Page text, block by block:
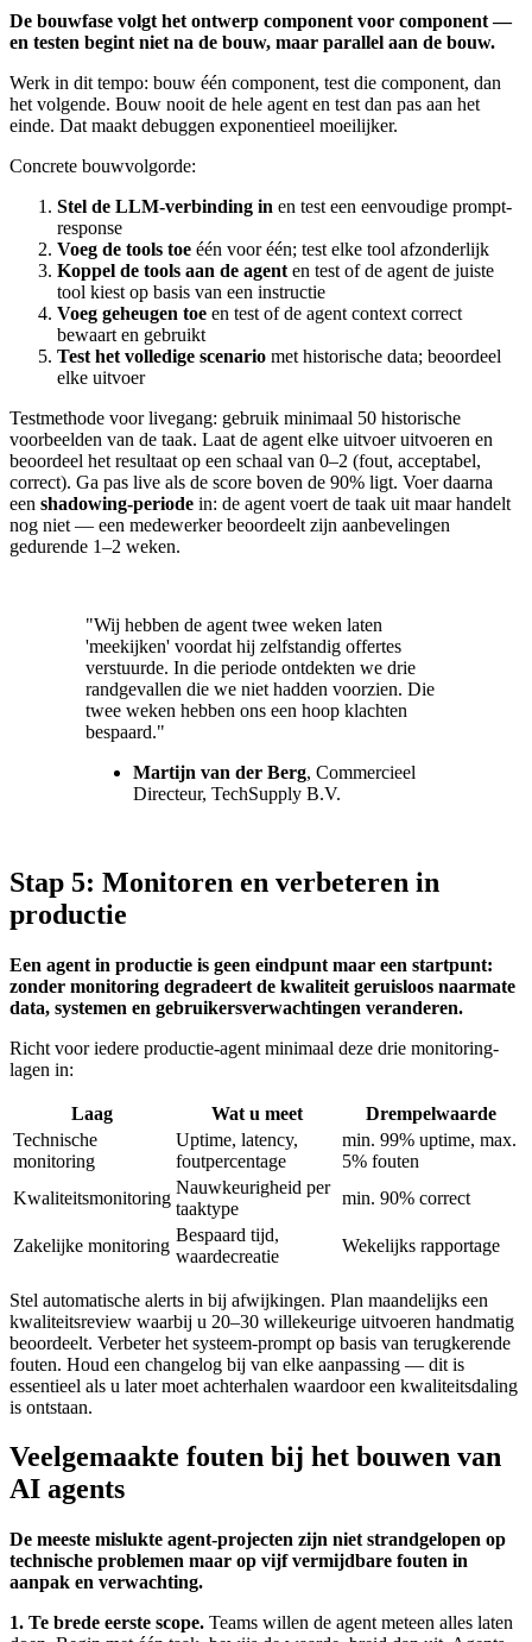
De bouwfase volgt het ontwerp component voor component —
en testen begint niet na de bouw, maar parallel aan de bouw.
Werk in dit tempo: bouw één component, test die component, dan
het volgende. Bouw nooit de hele agent en test dan pas aan het
einde. Dat maakt debuggen exponentieel moeilijker.
Concrete bouwvolgorde:
Stel de LLM-verbinding in en test een eenvoudige prompt-
response
Voeg de tools toe één voor één; test elke tool afzonderlijk
Koppel de tools aan de agent en test of de agent de juiste
tool kiest op basis van een instructie
Voeg geheugen toe en test of de agent context correct
bewaart en gebruikt
Test het volledige scenario met historische data; beoordeel
elke uitvoer
Testmethode voor livegang: gebruik minimaal 50 historische
voorbeelden van de taak. Laat de agent elke uitvoer uitvoeren en
beoordeel het resultaat op een schaal van 0–2 (fout, acceptabel,
correct). Ga pas live als de score boven de 90% ligt. Voer daarna
een shadowing-periode in: de agent voert de taak uit maar handelt
nog niet — een medewerker beoordeelt zijn aanbevelingen
gedurende 1–2 weken.
"Wij hebben de agent twee weken laten
'meekijken' voordat hij zelfstandig offertes
verstuurde. In die periode ontdekten we drie
randgevallen die we niet hadden voorzien. Die
twee weken hebben ons een hoop klachten
bespaard."
Martijn van der Berg, Commercieel
Directeur, TechSupply B.V.
Stap 5: Monitoren en verbeteren in
productie
Een agent in productie is geen eindpunt maar een startpunt:
zonder monitoring degradeert de kwaliteit geruisloos naarmate
data, systemen en gebruikersverwachtingen veranderen.
Richt voor iedere productie-agent minimaal deze drie monitoring-
lagen in:
Laag Wat u meet
Drempelwaarde
Technische
monitoring
Uptime, latency,
foutpercentage
min. 99% uptime, max.
5% fouten
Kwaliteitsmonitoring
Nauwkeurigheid per
taaktype
min. 90% correct
Zakelijke monitoring
Bespaard tijd,
waardecreatie
Wekelijks rapportage
Stel automatische alerts in bij afwijkingen. Plan maandelijks een
kwaliteitsreview waarbij u 20–30 willekeurige uitvoeren handmatig
beoordeelt. Verbeter het systeem-prompt op basis van terugkerende
fouten. Houd een changelog bij van elke aanpassing — dit is
essentieel als u later moet achterhalen waardoor een kwaliteitsdaling
is ontstaan.
Veelgemaakte fouten bij het bouwen van
AI agents
De meeste mislukte agent-projecten zijn niet strandgelopen op
technische problemen maar op vijf vermijdbare fouten in
aanpak en verwachting.
1. Te brede eerste scope. Teams willen de agent meteen alles laten